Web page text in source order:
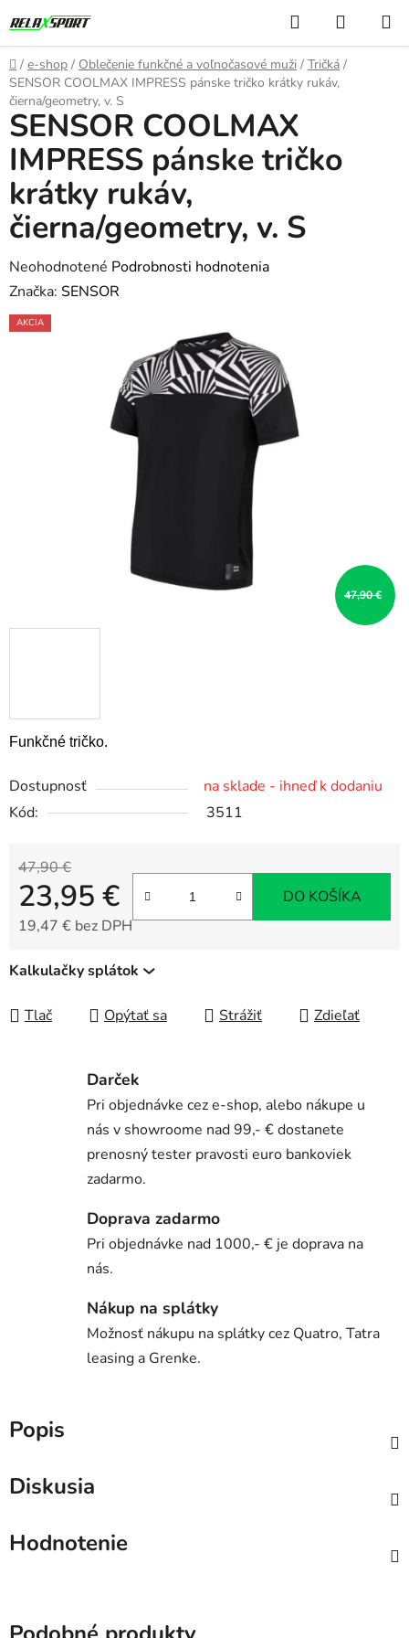
na
obsah
Hľadať
KOŠÍK
Domov
/ e-shop / Oblečenie funkčné a voľnočasové muži / Tričká /
SENSOR COOLMAX IMPRESS pánske tričko krátky rukáv,
čierna/geometry, v. S
Funkčné tričko.
Dostupnosť
na sklade - ihneď k dodaniu
Kód:
3511
47,90 €
23,95 €
19,47 € bez DPH
DO KOŠÍKA
Kalkulačky splátok
Tlač Opýtať sa Strážiť Zdieľať
SENSOR COOLMAX
IMPRESS pánske tričko
krátky rukáv,
čierna/geometry, v. S
Priemerné
hodnotenie
produktu
Neohodnotené Podrobnosti hodnotenia
Značka: SENSOR
AKCIA
47,90 €
Darček
Pri objednávke cez e-shop, alebo nákupe u
nás v showroome nad 99,- € dostanete
prenosný tester pravosti euro bankoviek
zadarmo.
Doprava zadarmo
Pri objednávke nad 1000,- € je doprava na
nás.
Nákup na splátky
Možnosť nákupu na splátky cez Quatro, Tatra
leasing a Grenke.
Popis
Diskusia
Hodnotenie